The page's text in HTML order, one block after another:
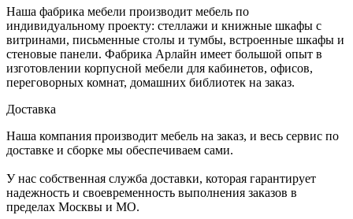
Наша фабрика мебели производит мебель по
индивидуальному проекту: стеллажи и книжные шкафы с
витринами, письменные столы и тумбы, встроенные шкафы и
стеновые панели. Фабрика Арлайн имеет большой опыт в
изготовлении корпусной мебели для кабинетов, офисов,
переговорных комнат, домашних библиотек на заказ.
Доставка
Наша компания производит мебель на заказ, и весь сервис по
доставке и сборке мы обеспечиваем сами.
У нас собственная служба доставки, которая гарантирует
надежность и своевременность выполнения заказов в
пределах Москвы и МО.